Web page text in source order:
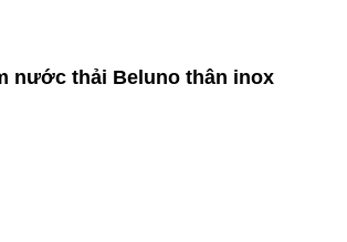
nước thải Beluno thân inox